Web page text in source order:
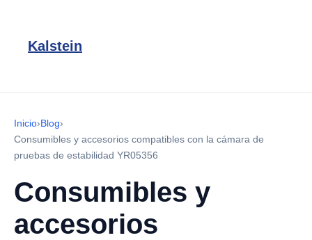
Kalstein
Inicio›Blog›
Consumibles y accesorios compatibles con la cámara de
pruebas de estabilidad YR05356
Consumibles y
accesorios